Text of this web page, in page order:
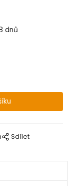
dnů
Sdílet